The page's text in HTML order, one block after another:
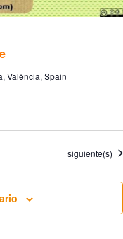
València, Spain
Eventos
siguiente(s)